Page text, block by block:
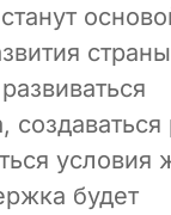
условия
будет